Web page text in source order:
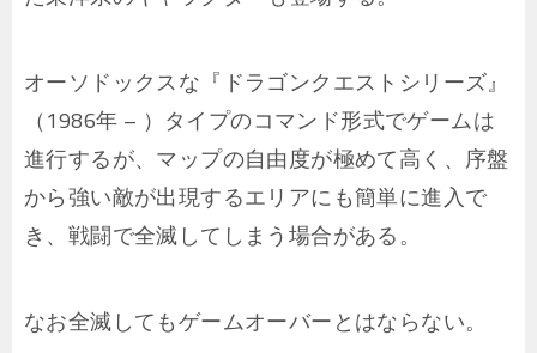
オーソドックスな『ドラゴンクエストシリーズ』
（1986年 – ）タイプのコマンド形式でゲームは
進行するが、マップの自由度が極めて高く、序盤
から強い敵が出現するエリアにも簡単に進入で
き、戦闘で全滅してしまう場合がある。
なお全滅してもゲームオーバーとはならない。